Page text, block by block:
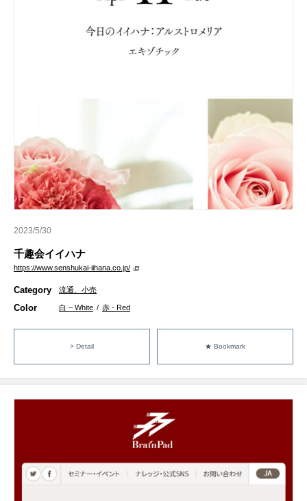
2023/5/30
千趣会イイハナ
https://www.senshukai-iihana.co.jp/
Category 流通、小売
Color 白 – White / 赤 - Red
> Detail ★ Bookmark